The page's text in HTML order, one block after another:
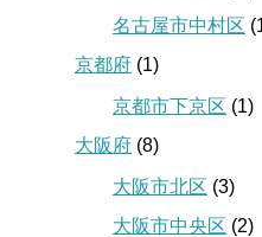
名古屋市中村区
京都府 (1)
京都市下京区 (1)
大阪府 (8)
大阪市北区 (3)
大阪市中央区 (2)